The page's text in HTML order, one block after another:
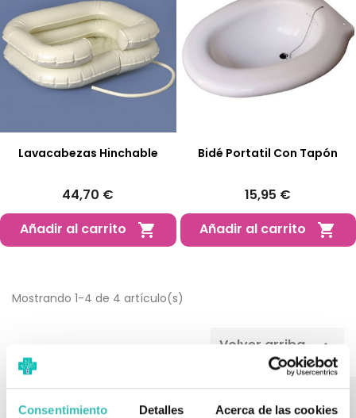
Consentimiento Detalles Acerca de las cookies
Lavacabezas Hinchable
44,70 €
Añadir al carrito

Bidé Portatil Con Tapón
15,95 €
Añadir al carrito

Mostrando 1-4 de 4 artículo(s)
Volver arriba 